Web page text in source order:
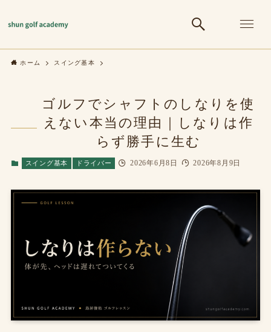
ホーム スイング基本
ゴルフでシャフトのしなりを使
えない本当の理由｜しなりは作
らず勝手に生む
スイング基本 ドライバー 2026年6月8日 2026年8月9日